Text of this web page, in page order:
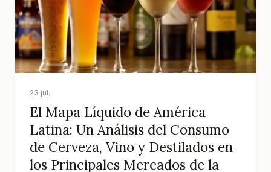
23 jul.
El Mapa Líquido de América
Latina: Un Análisis del Consumo
de Cerveza, Vino y Destilados en
los Principales Mercados de la